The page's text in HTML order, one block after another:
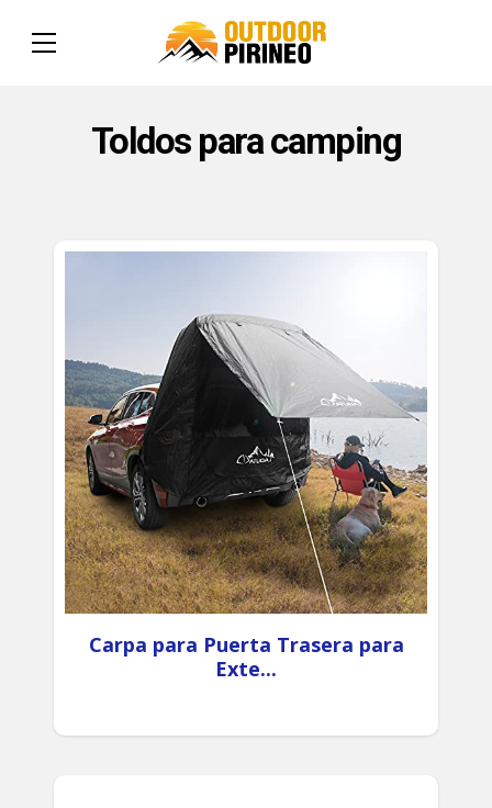
Toldos para camping
Carpa para Puerta Trasera para
Exte...